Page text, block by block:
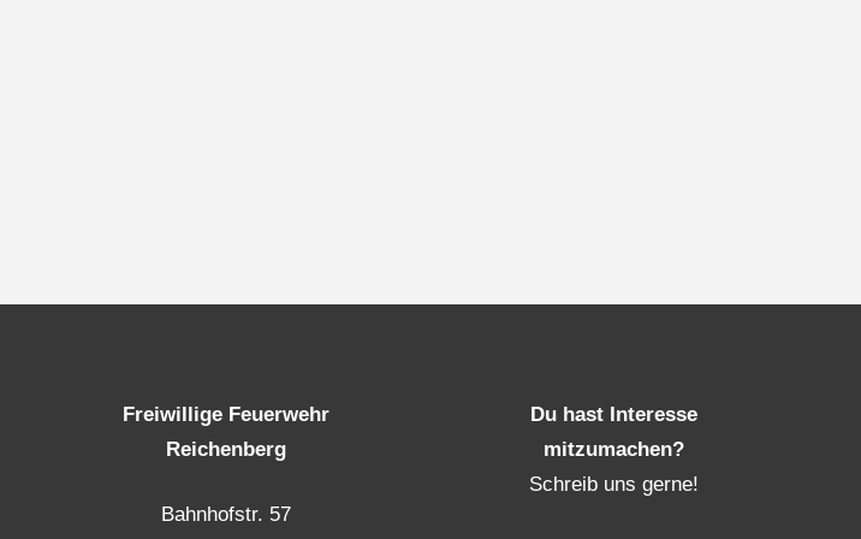
Freiwillige Feuerwehr
Reichenberg
Bahnhofstr. 57
Du hast Interesse
mitzumachen?
Schreib uns gerne!